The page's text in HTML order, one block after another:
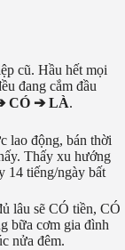
cũ. Hầu hết mọi
đang cắm đầu
CÓ ➔ LÀ.
lao động, bán thời
Thấy xu hướng
14 tiếng/ngày bất
lâu sẽ CÓ tiền, CÓ
bữa cơm gia đình
nửa đêm.